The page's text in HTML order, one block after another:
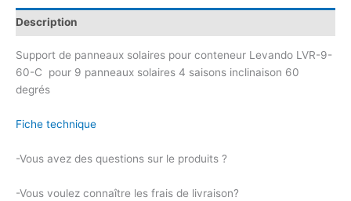
C
Description
Support de panneaux solaires pour conteneur Levando LVR-9-
60-C pour 9 panneaux solaires 4 saisons inclinaison 60
degrés
Fiche technique
-Vous avez des questions sur le produits ?
-Vous voulez connaître les frais de livraison?